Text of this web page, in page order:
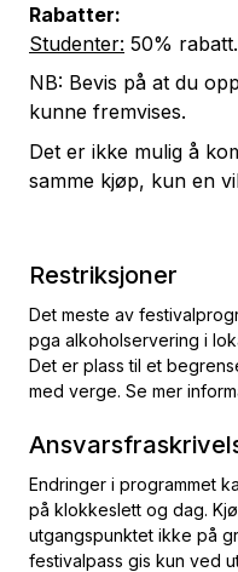
Rabatter:
Studenter: 50% rabatt.
NB: Bevis på at du
kunne fremvises.
Det er ikke mulig å
samme kjøp, kun en
Restriksjoner
Det meste av
pga alkoholservering i
Det er plass til et
med verge. Se mer
Endringer i programmet
på klokkeslett og dag.
utgangspunktet ikke på
festivalpass gis kun ved